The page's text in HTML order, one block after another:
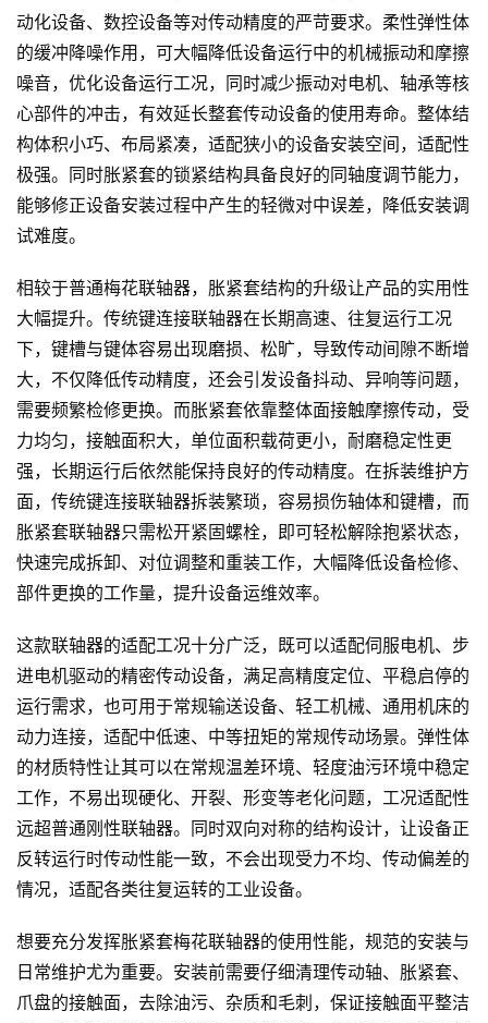
动化设备、数控设备等对传动精度的严苛要求。柔性弹性体
的缓冲降噪作用，可大幅降低设备运行中的机械振动和摩擦
噪音，优化设备运行工况，同时减少振动对电机、轴承等核
心部件的冲击，有效延长整套传动设备的使用寿命。整体结
构体积小巧、布局紧凑，适配狭小的设备安装空间，适配性
极强。同时胀紧套的锁紧结构具备良好的同轴度调节能力，
能够修正设备安装过程中产生的轻微对中误差，降低安装调
试难度。
相较于普通梅花联轴器，胀紧套结构的升级让产品的实用性
大幅提升。传统键连接联轴器在长期高速、往复运行工况
下，键槽与键体容易出现磨损、松旷，导致传动间隙不断增
大，不仅降低传动精度，还会引发设备抖动、异响等问题，
需要频繁检修更换。而胀紧套依靠整体面接触摩擦传动，受
力均匀，接触面积大，单位面积载荷更小，耐磨稳定性更
强，长期运行后依然能保持良好的传动精度。在拆装维护方
面，传统键连接联轴器拆装繁琐，容易损伤轴体和键槽，而
胀紧套联轴器只需松开紧固螺栓，即可轻松解除抱紧状态，
快速完成拆卸、对位调整和重装工作，大幅降低设备检修、
部件更换的工作量，提升设备运维效率。
这款联轴器的适配工况十分广泛，既可以适配伺服电机、步
进电机驱动的精密传动设备，满足高精度定位、平稳启停的
运行需求，也可用于常规输送设备、轻工机械、通用机床的
动力连接，适配中低速、中等扭矩的常规传动场景。弹性体
的材质特性让其可以在常规温差环境、轻度油污环境中稳定
工作，不易出现硬化、开裂、形变等老化问题，工况适配性
远超普通刚性联轴器。同时双向对称的结构设计，让设备正
反转运行时传动性能一致，不会出现受力不均、传动偏差的
情况，适配各类往复运转的工业设备。
想要充分发挥胀紧套梅花联轴器的使用性能，规范的安装与
日常维护尤为重要。安装前需要仔细清理传动轴、胀紧套、
爪盘的接触面，去除油污、杂质和毛刺，保证接触面平整洁